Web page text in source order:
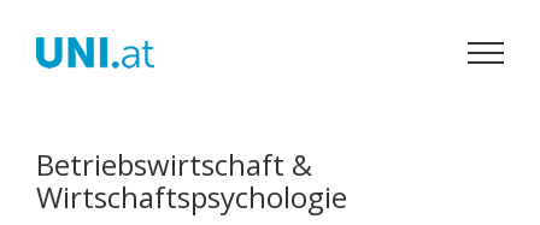
Inhalt
springen
Betriebswirtschaft &
Wirtschaftspsychologie